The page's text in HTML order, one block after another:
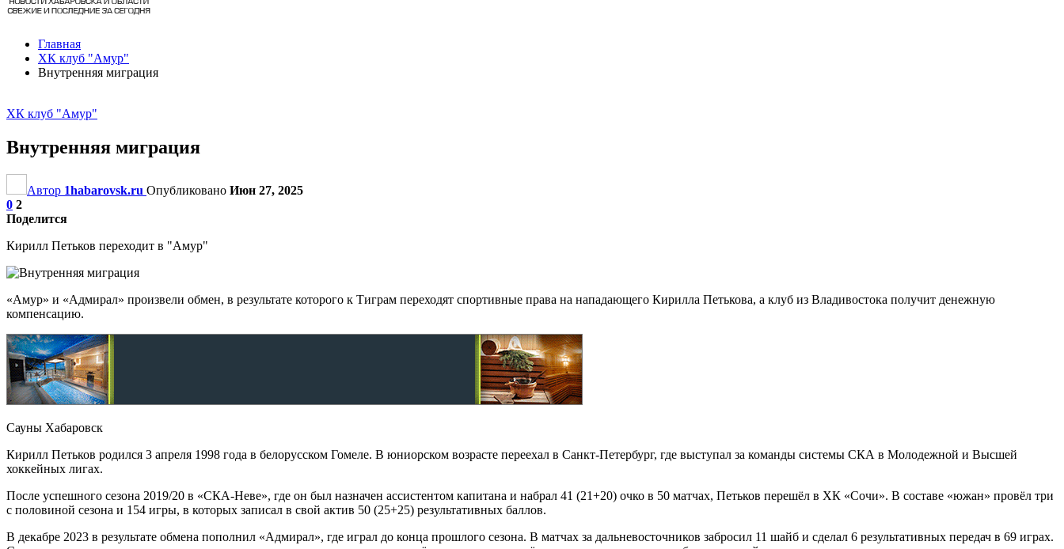
Главная
ХК клуб "Амур"
Внутренняя миграция
ХК клуб "Амур"
Внутренняя миграция
Автор 1habarovsk.ru Опубликовано Июн 27, 2025
0 2
Поделится
Кирилл Петьков переходит в "Амур"
«Амур» и «Адмирал» произвели обмен, в результате которого к Тиграм переходят спортивные права на нападающего Кирилла Петькова, а клуб из Владивостока получит денежную
компенсацию.
Сауны Хабаровск
Кирилл Петьков родился 3 апреля 1998 года в белорусском Гомеле. В юниорском возрасте переехал в Санкт-Петербург, где выступал за команды системы СКА в Молодежной и Высшей
хоккейных лигах.
После успешного сезона 2019/20 в «СКА-Неве», где он был назначен ассистентом капитана и набрал 41 (21+20) очко в 50 матчах, Петьков перешёл в ХК «Сочи». В составе «южан» провёл три
с половиной сезона и 154 игры, в которых записал в свой актив 50 (25+25) результативных баллов.
В декабре 2023 в результате обмена пополнил «Адмирал», где играл до конца прошлого сезона. В матчах за дальневосточников забросил 11 шайб и сделал 6 результативных передач в 69 играх.